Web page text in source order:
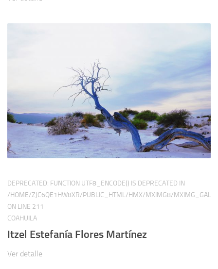
DEPRECATED: FUNCTION UTF8_ENCODE() IS DEPRECATED IN
/HOME/ZJC6QE1HW8XR/PUBLIC_HTML/HMX/MXIMG8/
ON LINE 211
COAHUILA
Itzel Estefanía Flores Martínez
Ver detalle